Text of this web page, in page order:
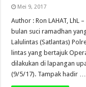
Mei 9, 2017
Author : Ron LAHAT, LhL
bulan suci ramadhan
Lalulintas (Satlantas)
lintas yang bertajuk
dilakukan di lapangan
(9/5/17). Tampak hadir …